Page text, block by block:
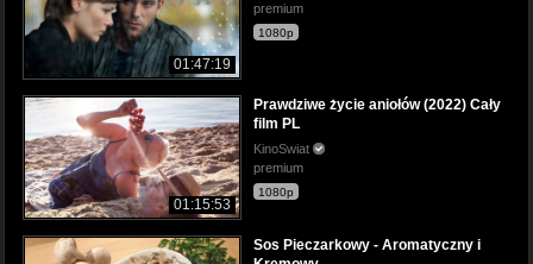
01:47:19
premium
1080p
01:15:53
Prawdziwe życie aniołów (2022) Cały
film PL
KinoSwiat
premium
1080p
Sos Pieczarkowy - Aromatyczny i